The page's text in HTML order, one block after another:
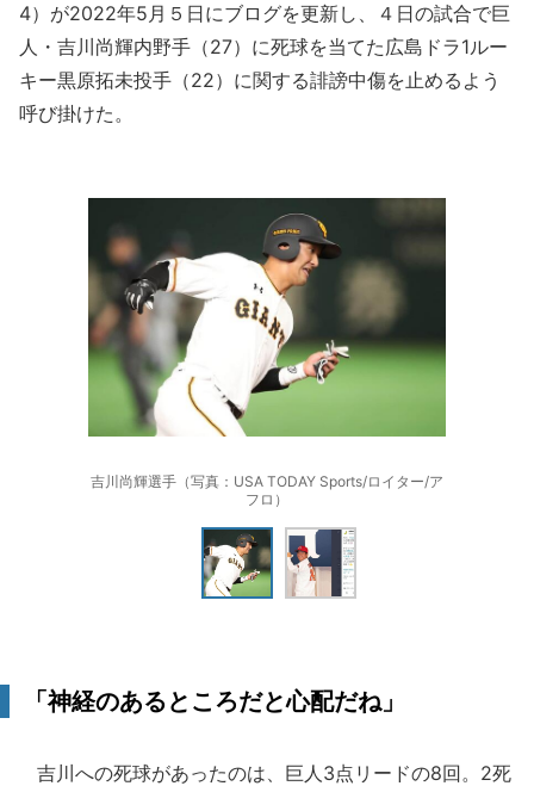
4）が2022年5月５日にブログを更新し、４日の試合で巨
人・吉川尚輝内野手（27）に死球を当てた広島ドラ1ルー
キー黒原拓未投手（22）に関する誹謗中傷を止めるよう
呼び掛けた。
吉川尚輝選手（写真：USA TODAY Sports/ロイター/ア
フロ）
「神経のあるところだと心配だね」
吉川への死球があったのは、巨人3点リードの8回。2死